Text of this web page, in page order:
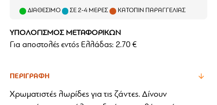
ΔΙΑΘΈΣΙΜΟ ΣΕ 2-4 ΜΈΡΕΣ ΚΑΤΌΠΙΝ ΠΑΡΑΓΓΕΛΊΑΣ
ΥΠΟΛΟΓΙΣΜΟΣ ΜΕΤΑΦΟΡΙΚΩΝ
Για αποστολές εντός Ελλάδας: 2.70 €
ΠΕΡΙΓΡΑΦΉ
Χρωματιστές λωρίδες για τις ζάντες. Δίνουν